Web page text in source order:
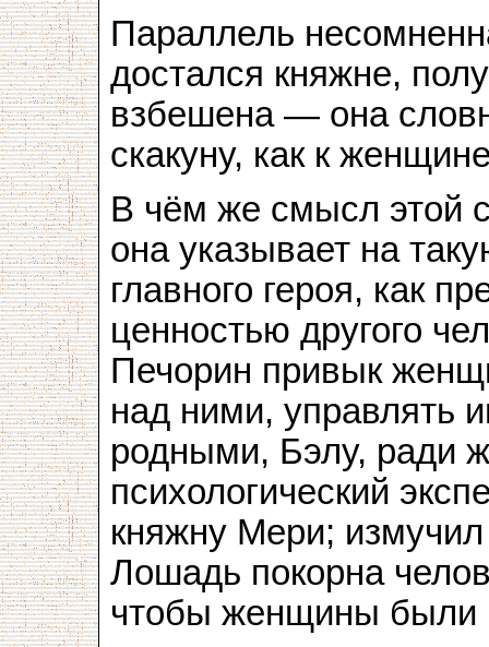
Параллель
достался княжне,
взбешена — она
скакуну, как к
В чём же смысл этой
она указывает на
главного героя, как
ценностью другого
Печорин привык
над ними, управлять
родными, Бэлу, ради
психологический
княжну Мери;
Лошадь покорна
чтобы женщины были